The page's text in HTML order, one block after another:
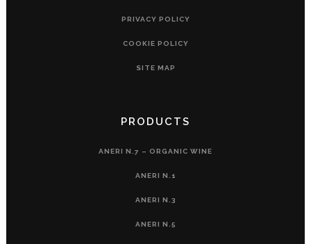
PRIVACY POLICY
COOKIE POLICY
SITE MAP
PRODUCTS
ANERI N.7 – ORGANIC WINE
ANERI N.1
ANERI N.3
ANERI N.5